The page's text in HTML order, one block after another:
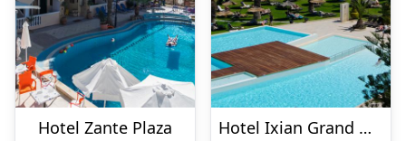
Hotel Zante Plaza
Hotel Ixian Grand & All Suites – Voksenhotel